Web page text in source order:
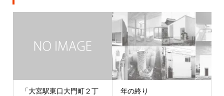
「大宮駅東口大門町２丁
年の終り